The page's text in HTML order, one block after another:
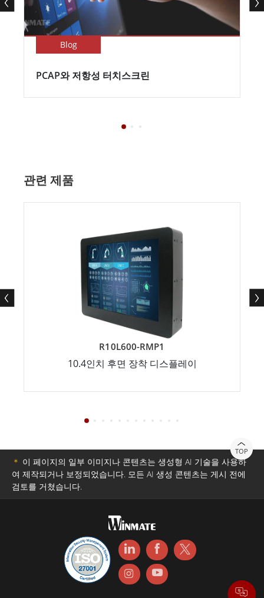
Blog
PCAP와 저항성 터치스크린
관련 제품
R10L600-RMP1
10.4인치 후면 장착 디스플레이
TOP
＊ 이 페이지의 일부 이미지나 콘텐츠는 생성형 AI 기술을 사용하
여 제작되거나 보정되었습니다. 모든 AI 생성 콘텐츠는 게시 전에
검토를 거쳤습니다.